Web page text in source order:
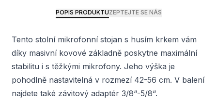
POPIS PRODUKTUZEPTEJTE SE NÁS
Tento stolní mikrofonní stojan s husím krkem vám
díky masivní kovové základně poskytne maximální
stabilitu i s těžkými mikrofony. Jeho výška je
pohodlně nastavitelná v rozmezí 42-56 cm. V balení
najdete také závitový adaptér 3/8“-5/8“.